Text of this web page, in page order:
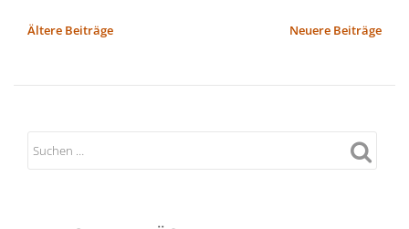
„Schluss
neue
BEITRAGSNAVIGATION
Ältere Beiträge Neuere Beiträge